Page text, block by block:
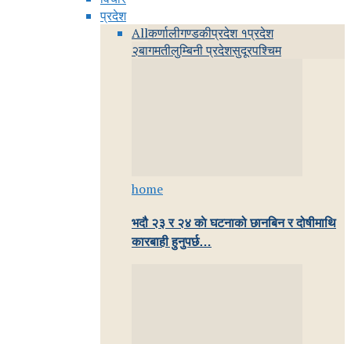
प्रदेश
Allकर्णालीगण्डकीप्रदेश १प्रदेश
२बागमतीलुम्बिनी प्रदेशसुदूरपश्चिम
home
भदौ २३ र २४ काे घटनाको छानबिन र दोषीमाथि
कारबाही हुनुपर्छ…